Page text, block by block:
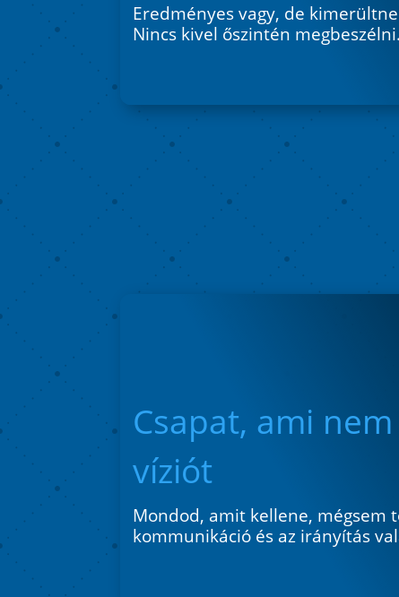
Eredményes vagy, de
Nincs kivel őszintén megbeszélni.
Csapat, ami
víziót
Mondod, amit kellene, mégsem
kommunikáció és az irányítás